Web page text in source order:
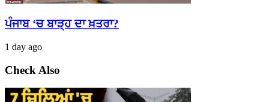
ਪੰਜਾਬ ‘ਚ ਬਾੜ੍ਹ ਦਾ ਖ਼ਤਰਾ?
1 day ago
Check Also